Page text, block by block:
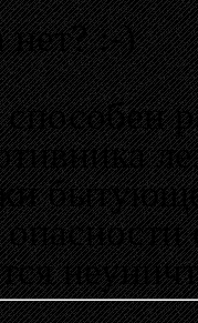
нет? :-)